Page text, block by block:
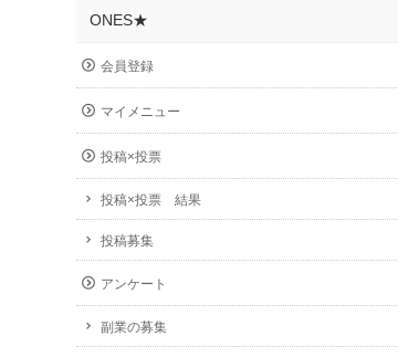
ONES★
会員登録
マイメニュー
投稿×投票
投稿×投票 結果
投稿募集
アンケート
副業の募集